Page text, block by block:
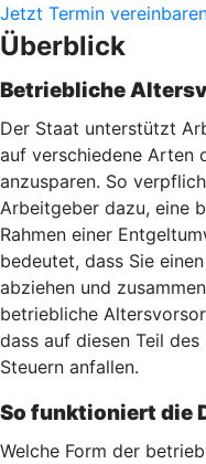
Jetzt Termin
Überblick
Betriebliche
Der Staat unterstützt
auf verschiedene Arten
anzusparen. So
Arbeitgeber dazu, eine
Rahmen einer
bedeutet, dass Sie
abziehen und
betriebliche
dass auf diesen Teil
Steuern anfallen.
So funktioniert die
Welche Form der